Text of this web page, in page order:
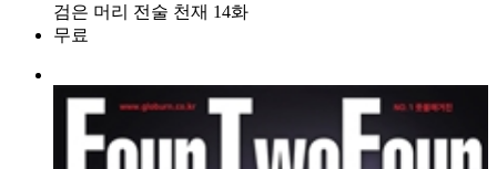
검은 머리 전술 천재 14화
무료